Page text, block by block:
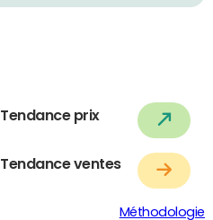
Tendance prix
Tendance ventes
Méthodologie